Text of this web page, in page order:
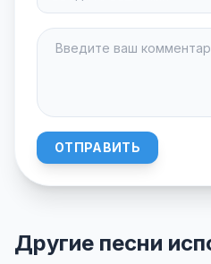
ОТПРАВИТЬ
Другие песни